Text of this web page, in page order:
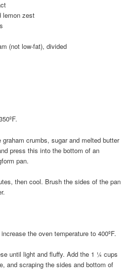
lemon zest
(not low-fat), divided
crumbs, sugar and melted butter
press this into the bottom of an
pan.
then cool. Brush the sides of the pan
the oven temperature to 400ºF.
until light and fluffy. Add the 1 ¼ cups
and scraping the sides and bottom of